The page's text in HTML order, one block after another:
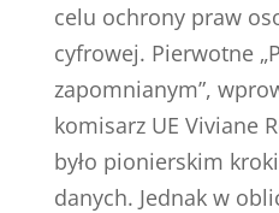
celu ochrony praw
cyfrowej. Pierwotne
zapomnianym”,
komisarz UE Viviane
było pionierskim
danych. Jednak w